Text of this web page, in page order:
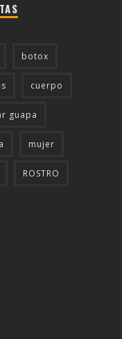
botox
cuerpo
guapa
mujer
ROSTRO